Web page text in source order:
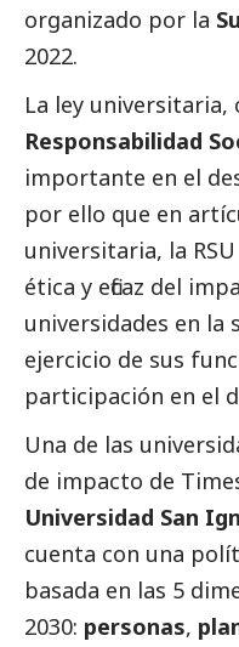
organizado por la
2022.
La ley
Responsabilidad
importante en el
por ello que en
universitaria, la
ética y eficaz del
universidades en la
ejercicio de sus
participación en el
Una de las
de impacto de
Universidad San
cuenta con una
basada en las 5
2030: personas,